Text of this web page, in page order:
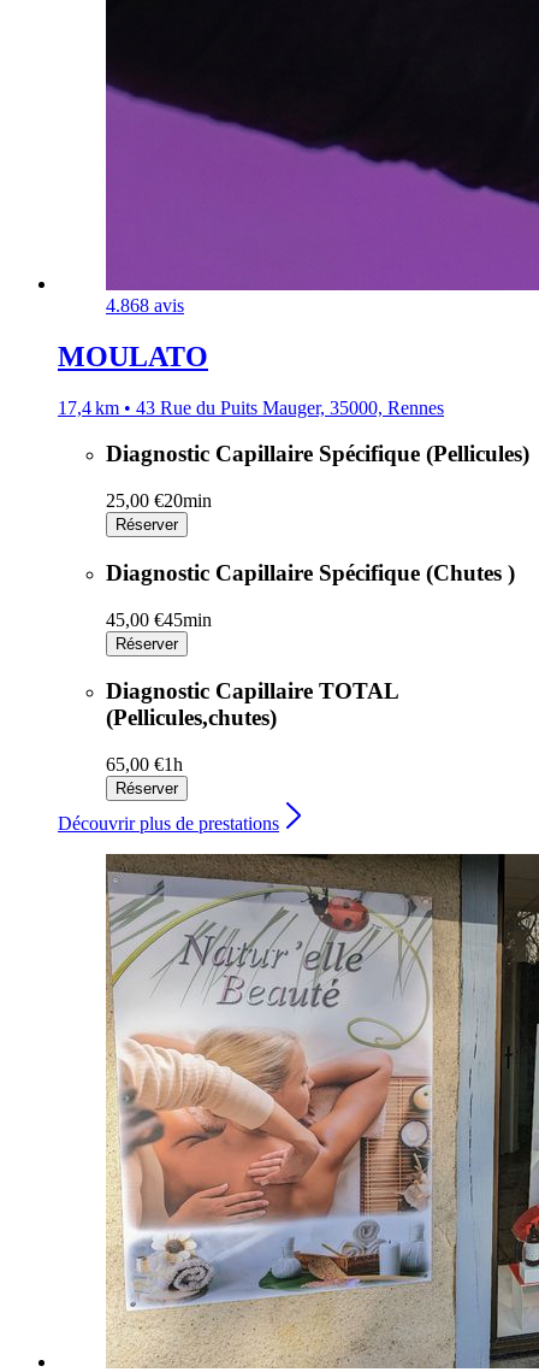
4.868 avis
MOULATO
17,4 km • 43 Rue du Puits Mauger, 35000, Rennes
Diagnostic Capillaire Spécifique (Pellicules)
25,00 €20min
Réserver
Diagnostic Capillaire Spécifique (Chutes )
45,00 €45min
Réserver
Diagnostic Capillaire TOTAL
(Pellicules,chutes)
65,00 €1h
Réserver
Découvrir plus de prestations